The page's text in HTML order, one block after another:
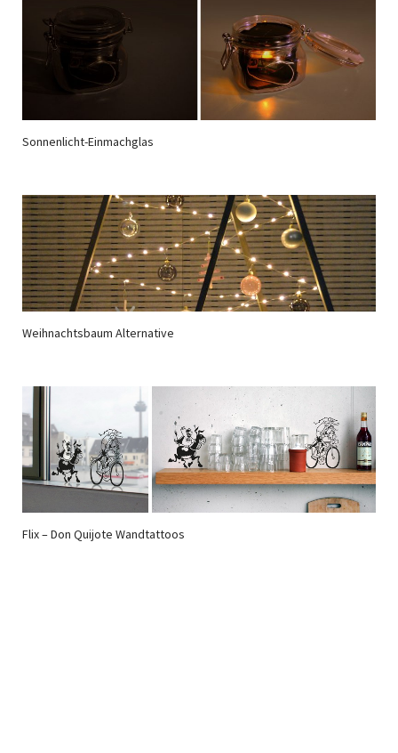
Sonnenlicht-Einmachglas
Weihnachtsbaum Alternative
Flix – Don Quijote Wandtattoos